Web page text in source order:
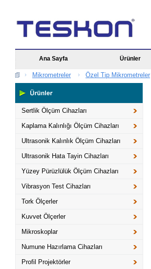
Ana Sayfa Ürünler
Mikrometreler Özel Tip Mikrometreler
Sertlik Ölçüm Cihazları
Kaplama Kalınlığı Ölçüm Cihazları
Ultrasonik Kalınlık Ölçüm Cihazları
Ultrasonik Hata Tayin Cihazları
Yüzey Pürüzlülük Ölçüm Cihazları
Vibrasyon Test Cihazları
Tork Ölçerler
Kuvvet Ölçerler
Mikroskoplar
Numune Hazırlama Cihazları
Profil Projektörler